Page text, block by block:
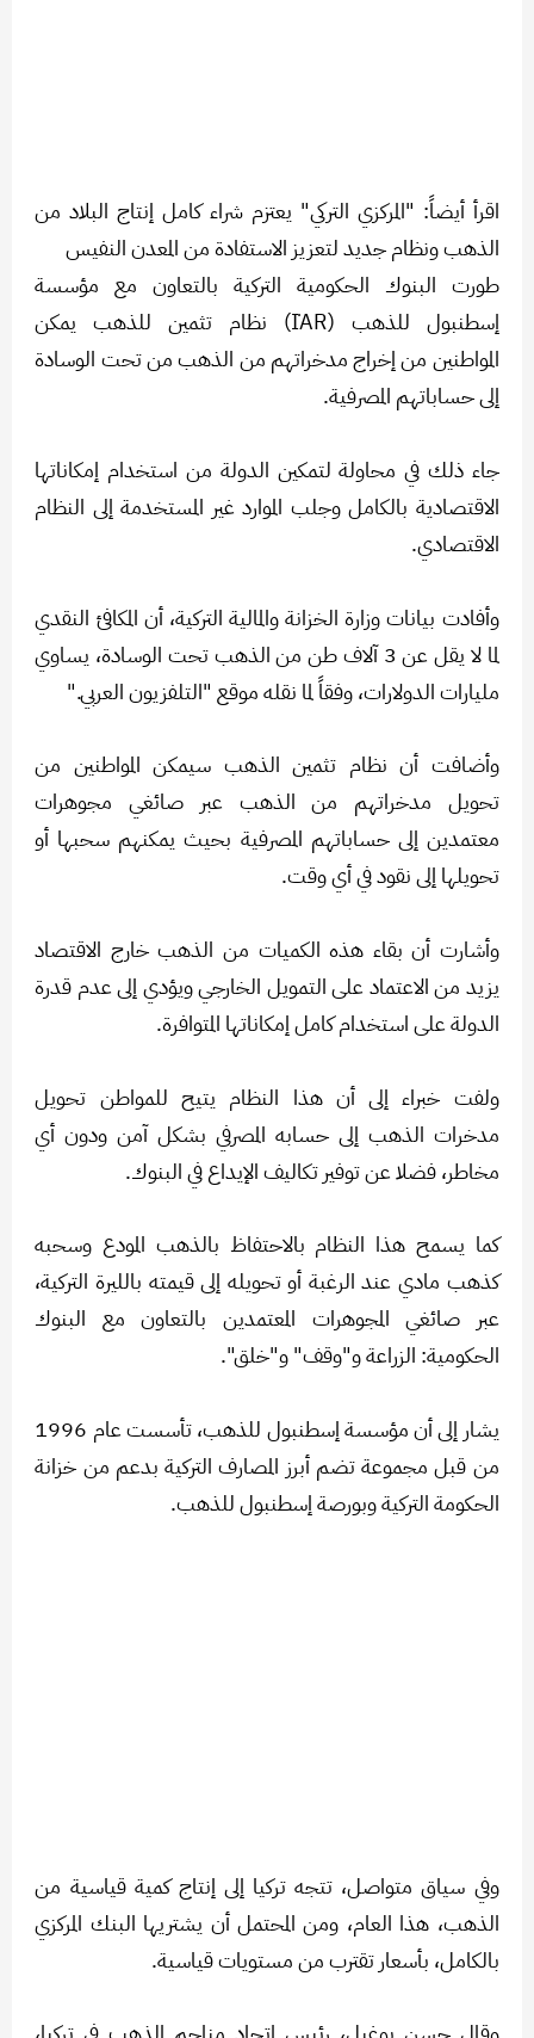
اقرأ أيضاً: "المركزي التركي" يعتزم شراء كامل إنتاج البلاد من
الذهب ونظام جديد لتعزيز الاستفادة من المعدن النفيس
طورت البنوك الحكومية التركية بالتعاون مع مؤسسة
إسطنبول للذهب (İAR) نظام تثمين للذهب يمكن
المواطنين من إخراج مدخراتهم من الذهب من تحت الوسادة
إلى حساباتهم المصرفية.
جاء ذلك في محاولة لتمكين الدولة من استخدام إمكاناتها
الاقتصادية بالكامل وجلب الموارد غير المستخدمة إلى النظام
الاقتصادي.
وأفادت بيانات وزارة الخزانة والمالية التركية، أن المكافئ النقدي
لما لا يقل عن 3 آلاف طن من الذهب تحت الوسادة، يساوي
مليارات الدولارات، وفقاً لما نقله موقع "التلفزيون العربي."
وأضافت أن نظام تثمين الذهب سيمكن المواطنين من
تحويل مدخراتهم من الذهب عبر صائغي مجوهرات
معتمدين إلى حساباتهم المصرفية بحيث يمكنهم سحبها أو
تحويلها إلى نقود في أي وقت.
وأشارت أن بقاء هذه الكميات من الذهب خارج الاقتصاد
يزيد من الاعتماد على التمويل الخارجي ويؤدي إلى عدم قدرة
الدولة على استخدام كامل إمكاناتها المتوافرة.
ولفت خبراء إلى أن هذا النظام يتيح للمواطن تحويل
مدخرات الذهب إلى حسابه المصرفي بشكل آمن ودون أي
مخاطر، فضلا عن توفير تكاليف الإيداع في البنوك.
كما يسمح هذا النظام بالاحتفاظ بالذهب المودع وسحبه
كذهب مادي عند الرغبة أو تحويله إلى قيمته بالليرة التركية،
عبر صائغي المجوهرات المعتمدين بالتعاون مع البنوك
الحكومية: الزراعة و"وقف" و"خلق".
يشار إلى أن مؤسسة إسطنبول للذهب، تأسست عام 1996
من قبل مجموعة تضم أبرز المصارف التركية بدعم من خزانة
الحكومة التركية وبورصة إسطنبول للذهب.
وفي سياق متواصل، تتجه تركيا إلى إنتاج كمية قياسية من
الذهب، هذا العام، ومن المحتمل أن يشتريها البنك المركزي
بالكامل، بأسعار تقترب من مستويات قياسية.